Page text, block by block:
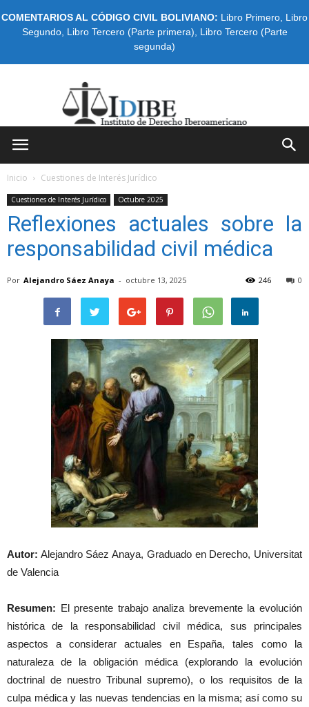
COMENTARIOS AL CÓDIGO CIVIL BOLIVIANO: Libro Primero Libro
Segundo, Libro Tercero (Parte primera)
Libro Tercero (Parte
segunda)
Inicio Cuestiones de Interés Jurídico
Cuestiones de Interés Jurídico Octubre 2025
Reflexiones actuales sobre la
responsabilidad civil médica
Por Alejandro Sáez Anaya - octubre 13, 2025 0
246
Autor: Alejandro Sáez Anaya, Graduado en Derecho, Universitat
de Valencia
Resumen: El presente trabajo analiza brevemente la evolución
histórica de la responsabilidad civil médica, sus principales
aspectos a considerar actuales en España, tales como la
naturaleza de la obligación médica (explorando la evolución
doctrinal de nuestro Tribunal supremo), o los requisitos de la
culpa médica y las nuevas tendencias en la misma; así como su